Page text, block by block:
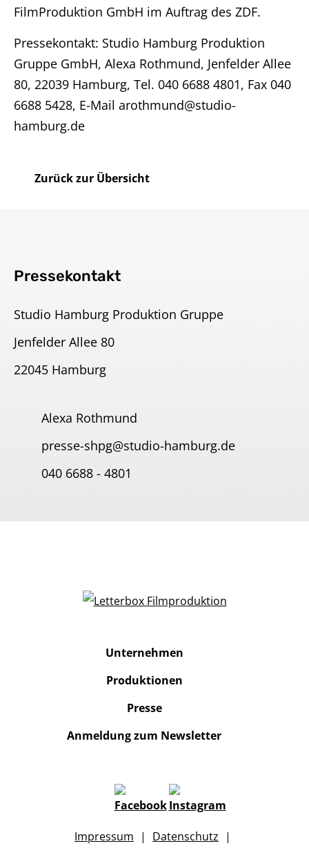
FilmProduktion GmbH im Auftrag des ZDF.
Pressekontakt: Studio Hamburg Produktion
Gruppe GmbH, Alexa Rothmund, Jenfelder Allee
80, 22039 Hamburg, Tel. 040 6688 4801, Fax 040
6688 5428, E-Mail arothmund@studio-
hamburg.de
Zurück zur Übersicht
Pressekontakt
Studio Hamburg Produktion Gruppe
Jenfelder Allee 80
22045 Hamburg
Alexa Rothmund
presse-shpg@studio-hamburg.de
040 6688 - 4801
Unternehmen
Produktionen
Presse
Anmeldung zum Newsletter
Impressum
Datenschutz